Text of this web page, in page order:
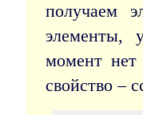
получаем
элементы,
момент нет
свойство –